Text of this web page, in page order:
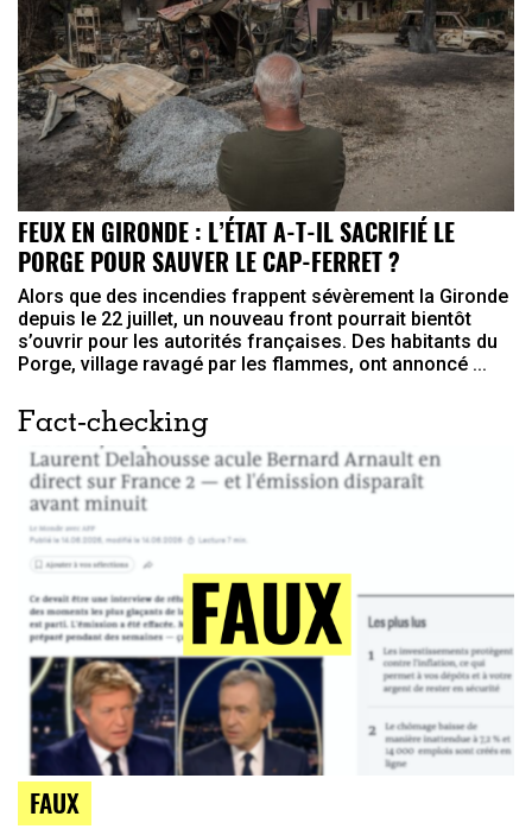
FEUX EN GIRONDE : L’ÉTAT A-T-IL SACRIFIÉ LE
PORGE POUR SAUVER LE CAP-FERRET ?
Alors que des incendies frappent sévèrement la Gironde
depuis le 22 juillet, un nouveau front pourrait bientôt
s’ouvrir pour les autorités françaises. Des habitants du
Porge, village ravagé par les flammes, ont annoncé ...
Fact-checking
FAUX